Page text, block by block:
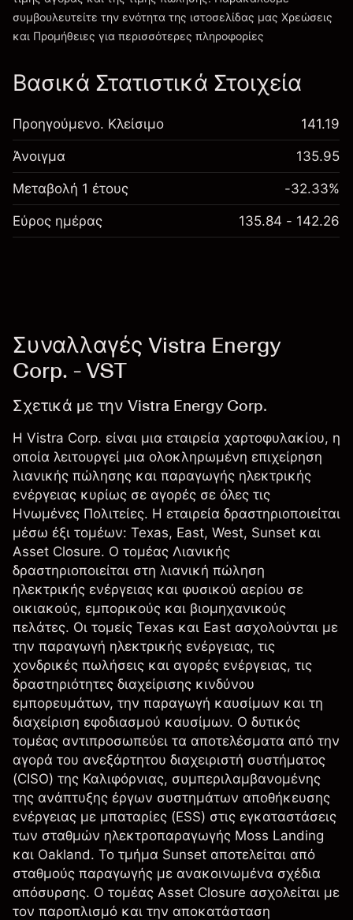
Χρεώσεις και Τέλη
συμβουλευτείτε την ενότητα της ιστοσελίδας μας Χρεώσεις
και Προμήθειες για περισσότερες πληροφορίες
Βασικά Στατιστικά Στοιχεία
Προηγούμενο. Κλείσιμο 141.19
Άνοιγμα 135.95
Μεταβολή 1 έτους -32.33%
Εύρος ημέρας 135.84 - 142.26
Συναλλαγές Vistra Energy
Corp. - VST
Σχετικά με την Vistra Energy Corp.
Η Vistra Corp. είναι μια εταιρεία χαρτοφυλακίου, η
οποία λειτουργεί μια ολοκληρωμένη επιχείρηση
λιανικής πώλησης και παραγωγής ηλεκτρικής
ενέργειας κυρίως σε αγορές σε όλες τις
Ηνωμένες Πολιτείες. Η εταιρεία δραστηριοποιείται
μέσω έξι τομέων: Texas, East, West, Sunset και
Asset Closure. Ο τομέας Λιανικής
δραστηριοποιείται στη λιανική πώληση
ηλεκτρικής ενέργειας και φυσικού αερίου σε
οικιακούς, εμπορικούς και βιομηχανικούς
πελάτες. Οι τομείς Texas και East ασχολούνται με
την παραγωγή ηλεκτρικής ενέργειας, τις
χονδρικές πωλήσεις και αγορές ενέργειας, τις
δραστηριότητες διαχείρισης κινδύνου
εμπορευμάτων, την παραγωγή καυσίμων και τη
διαχείριση εφοδιασμού καυσίμων. Ο δυτικός
τομέας αντιπροσωπεύει τα αποτελέσματα από την
αγορά του ανεξάρτητου διαχειριστή συστήματος
(CISO) της Καλιφόρνιας, συμπεριλαμβανομένης
της ανάπτυξης έργων συστημάτων αποθήκευσης
ενέργειας με μπαταρίες (ESS) στις εγκαταστάσεις
των σταθμών ηλεκτροπαραγωγής Moss Landing
και Oakland. Το τμήμα Sunset αποτελείται από
σταθμούς παραγωγής με ανακοινωμένα σχέδια
απόσυρσης. Ο τομέας Asset Closure ασχολείται με
τον παροπλισμό και την αποκατάσταση